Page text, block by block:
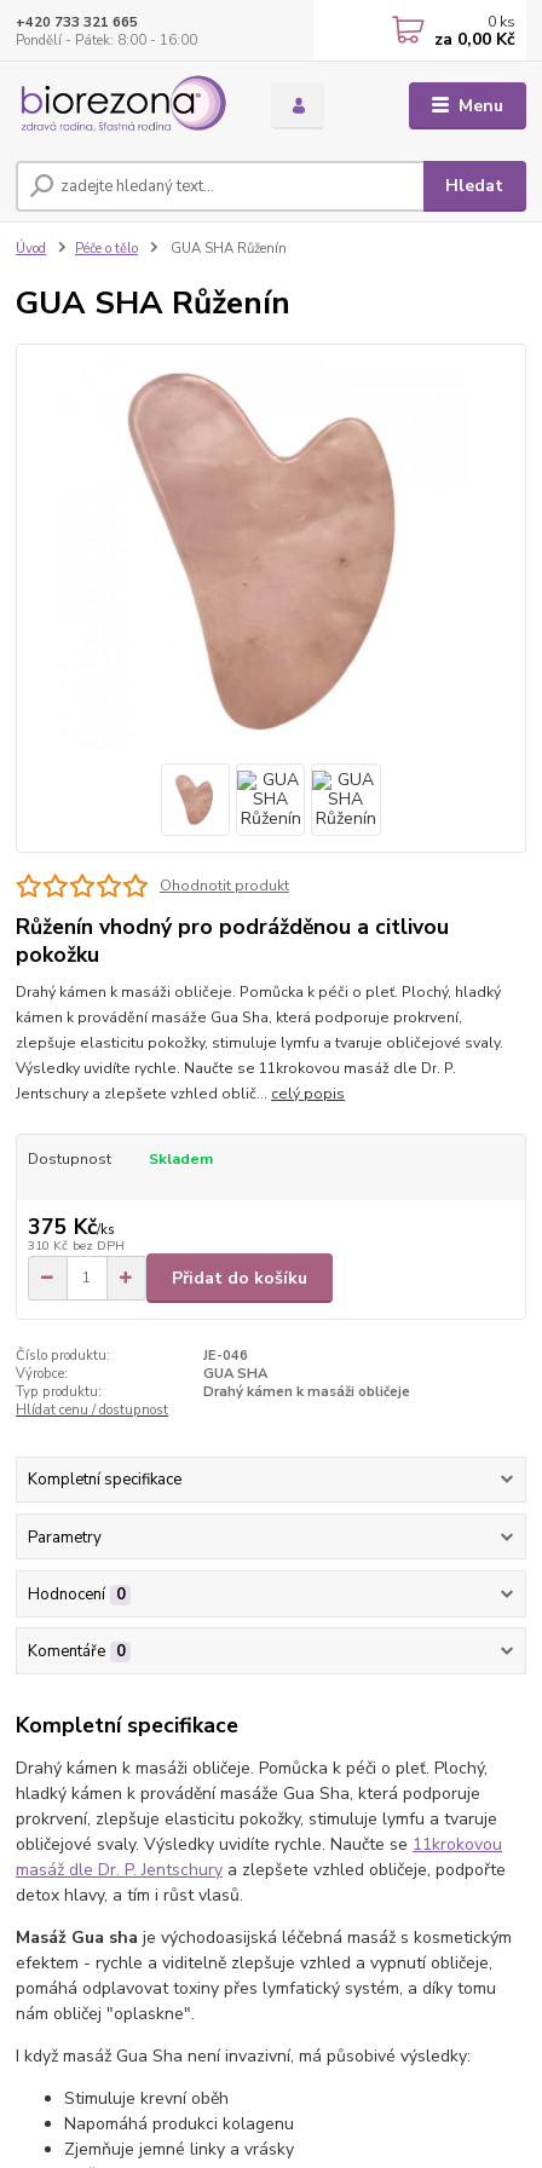
Menu
Hledat
+420 733 321 665
Pondělí - Pátek: 8:00 - 16:00
0 ks
za 0,00 Kč
Úvod Péče o tělo GUA SHA Růženín
GUA SHA Růženín
Ohodnotit produkt
Růženín vhodný pro podrážděnou a citlivou
pokožku
Drahý kámen k masáži obličeje. Pomůcka k péči o pleť. Plochý, hladký
kámen k provádění masáže Gua Sha, která podporuje prokrvení,
zlepšuje elasticitu pokožky, stimuluje lymfu a tvaruje obličejové svaly.
Výsledky uvidíte rychle. Naučte se 11krokovou masáž dle Dr. P.
Jentschury a zlepšete vzhled oblič... celý popis
Dostupnost Skladem
375 Kč/ks
310 Kč bez DPH
Přidat do košíku
Číslo produktu:
JE-046
Výrobce:
GUA SHA
Typ produktu:
Drahý kámen k masáži obličeje
Hlídat cenu / dostupnost
Kompletní specifikace
Parametry
Hodnocení 0
Komentáře 0
Kompletní specifikace
Drahý kámen k masáži obličeje. Pomůcka k péči o pleť. Plochý,
hladký kámen k provádění masáže Gua Sha, která podporuje
prokrvení, zlepšuje elasticitu pokožky, stimuluje lymfu a tvaruje
obličejové svaly. Výsledky uvidíte rychle. Naučte se 11krokovou
masáž dle Dr. P. Jentschury a zlepšete vzhled obličeje, podpořte
detox hlavy, a tím i růst vlasů.
Masáž Gua sha je východoasijská léčebná masáž s kosmetickým
efektem - rychle a viditelně zlepšuje vzhled a vypnutí obličeje,
pomáhá odplavovat toxiny přes lymfatický systém, a díky tomu
nám obličej "oplaskne".
I když masáž Gua Sha není invazivní, má působivé výsledky:
Stimuluje krevní oběh
Napomáhá produkci kolagenu
Zjemňuje jemné linky a vrásky